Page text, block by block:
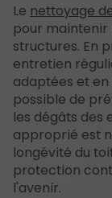
Le nettoyage
pour
structures. En
entretien
adaptées et en
possible de
les dégâts des
approprié est
longévité du
protection
l'avenir.